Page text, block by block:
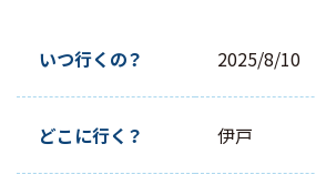
いつ行くの？ 2025/8/10
どこに行く？ 伊戸